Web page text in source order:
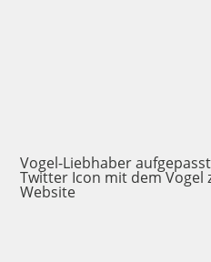
Vogel-Liebhaber
Twitter Icon mit dem Vogel
Website